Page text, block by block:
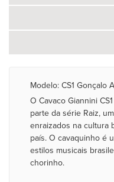
Modelo: CS1 Gonçalo
O Cavaco Giannini
parte da série Raiz,
enraizados na cultura
país. O cavaquinho é
estilos musicais
chorinho.